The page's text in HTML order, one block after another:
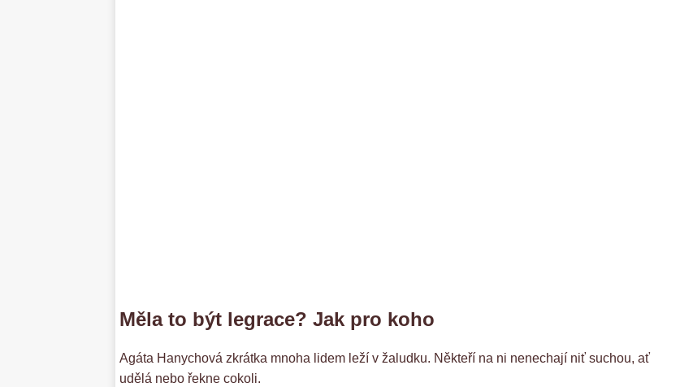
Měla to být legrace? Jak pro koho
Agáta Hanychová zkrátka mnoha lidem leží v žaludku. Někteří na ni nenechají niť suchou, ať
udělá nebo řekne cokoli.